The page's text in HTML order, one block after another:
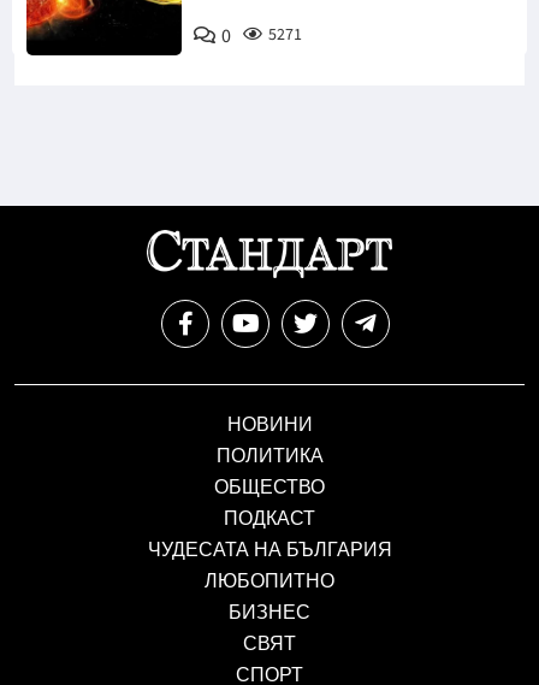
0 5271
НОВИНИ
ПОЛИТИКА
ОБЩЕСТВО
ПОДКАСТ
ЧУДЕСАТА НА БЪЛГАРИЯ
ЛЮБОПИТНО
БИЗНЕС
СВЯТ
СПОРТ